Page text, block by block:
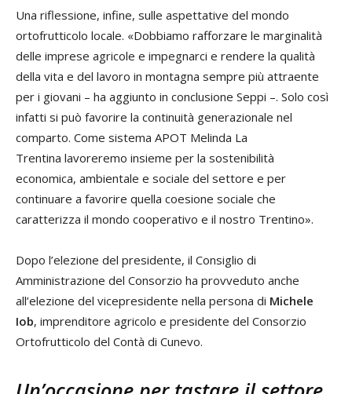
Una riflessione, infine, sulle aspettative del mondo
ortofrutticolo locale. «Dobbiamo rafforzare le marginalità
delle imprese agricole e impegnarci e rendere la qualità
della vita e del lavoro in montagna sempre più attraente
per i giovani – ha aggiunto in conclusione Seppi –. Solo così
infatti si può favorire la continuità generazionale nel
comparto. Come sistema APOT Melinda La
Trentina lavoreremo insieme per la sostenibilità
economica, ambientale e sociale del settore e per
continuare a favorire quella coesione sociale che
caratterizza il mondo cooperativo e il nostro Trentino».
Dopo l’elezione del presidente, il Consiglio di
Amministrazione del Consorzio ha provveduto anche
all’elezione del vicepresidente nella persona di Michele
Iob, imprenditore agricolo e presidente del Consorzio
Ortofrutticolo del Contà di Cunevo.